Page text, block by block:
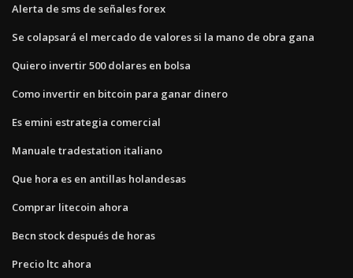
Alerta de sms de señales forex
Se colapsará el mercado de valores si la mano de obra gana
Quiero invertir 500 dolares en bolsa
Como invertir en bitcoin para ganar dinero
Es emini estrategia comercial
Manuale tradestation italiano
Que hora es en antillas holandesas
Comprar litecoin ahora
Becn stock después de horas
Precio ltc ahora